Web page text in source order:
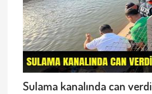
Sulama kanalında can verdi